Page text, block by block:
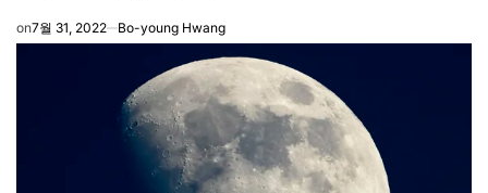
on7월 31, 2022 Bo-young Hwang